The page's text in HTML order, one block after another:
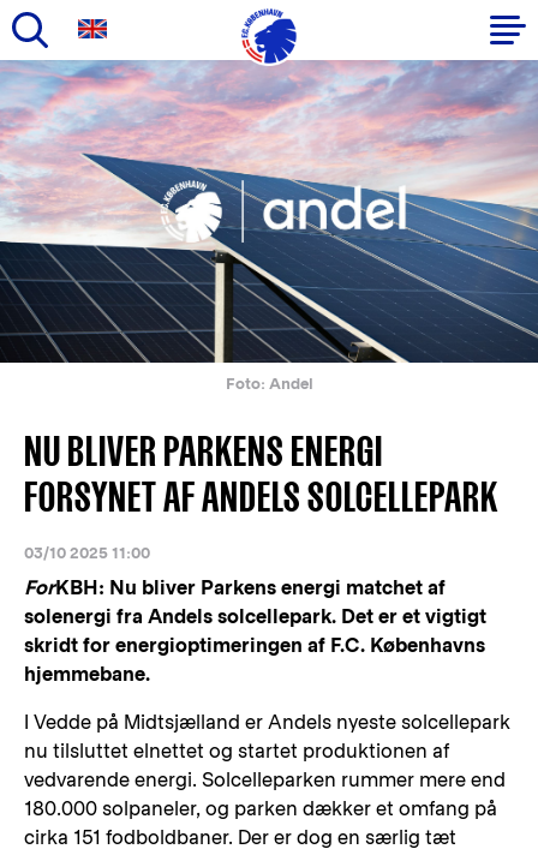
Gå
til
hovedindhold
Primær
navigation
Foto: Andel
NU BLIVER PARKENS ENERGI
FORSYNET AF ANDELS SOLCELLEPARK
03/10 2025 11:00
ForKBH: Nu bliver Parkens energi matchet af
solenergi fra Andels solcellepark. Det er et vigtigt
skridt for energioptimeringen af F.C. Københavns
hjemmebane.
I Vedde på Midtsjælland er Andels nyeste solcellepark
nu tilsluttet elnettet og startet produktionen af
vedvarende energi. Solcelleparken rummer mere end
180.000 solpaneler, og parken dækker et omfang på
cirka 151 fodboldbaner. Der er dog en særlig tæt